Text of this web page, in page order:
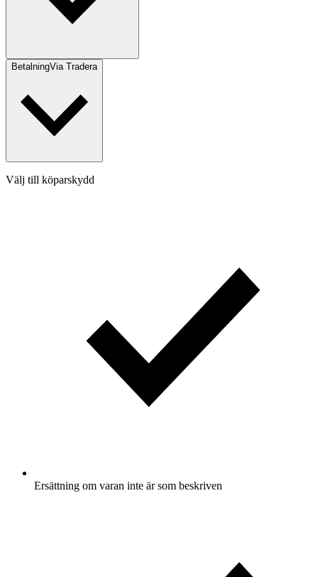
BetalningVia Tradera
Välj till köparskydd
Ersättning om varan inte är som beskriven